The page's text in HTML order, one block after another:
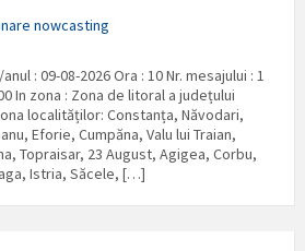
nowcasting
: 09-08-2026 Ora : 10 Nr. mesajului : 1
In zona : Zona de litoral a județului
localităților: Constanța, Năvodari,
Eforie, Cumpăna, Valu lui Traian,
Topraisar, 23 August, Agigea, Corbu,
Istria, Săcele, […]